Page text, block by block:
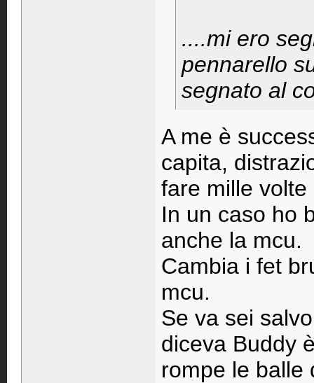
....mi ero
pennarello
segnato al
A me è
capita,
fare mille
In un caso ho
anche la mcu.
Cambia i fet
mcu.
Se va sei
diceva Buddy
rompe le balle